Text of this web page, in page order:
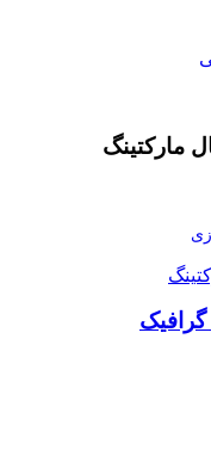
مارکتینگ